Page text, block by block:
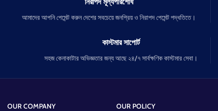
আমাদের আপনি পেমেন্ট করুন দেশের সবচেয়ে জনপ্রিয় ও নিরাপদ পেমেন্ট পদ্ধতিতে।
কাস্টমার সাপোর্ট
সহজ কেনাকাটার অভিজ্ঞতার জন্য আছে ২৪/৭ সার্বক্ষণিক কাস্টমার সেবা।
OUR COMPANY
OUR POLICY